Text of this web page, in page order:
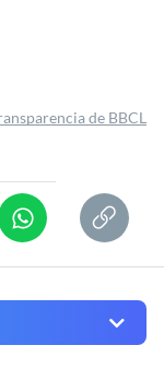
de BBCL